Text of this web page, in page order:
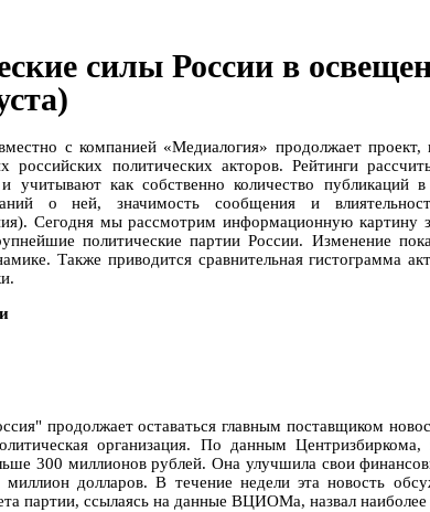
силы России в
с компанией «Медиалогия» продолжает
российских политических акторов. Рейтинги
учитывают как собственно количество публикаций
о ней, значимость сообщения и
Сегодня мы рассмотрим информационную
политические партии России. Изменение
Также приводится сравнительная гистограмма
продолжает оставаться главным поставщиком
организация. По данным
300 миллионов рублей. Она улучшила свои
долларов. В течение недели эта новость
партии, ссылаясь на данные ВЦИОМа, назвал